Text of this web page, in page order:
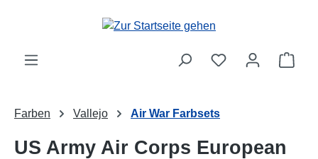
Zum Hauptinhalt springen
Farben Vallejo Air War Farbsets
US Army Air Corps European